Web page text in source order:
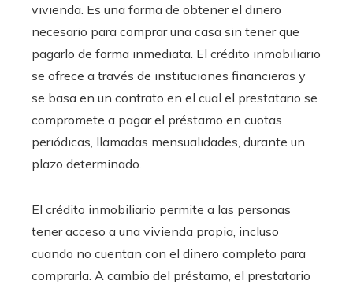
vivienda. Es una forma de obtener el dinero
necesario para comprar una casa sin tener que
pagarlo de forma inmediata. El crédito inmobiliario
se ofrece a través de instituciones financieras y
se basa en un contrato en el cual el prestatario se
compromete a pagar el préstamo en cuotas
periódicas, llamadas mensualidades, durante un
plazo determinado.
El crédito inmobiliario permite a las personas
tener acceso a una vivienda propia, incluso
cuando no cuentan con el dinero completo para
comprarla. A cambio del préstamo, el prestatario